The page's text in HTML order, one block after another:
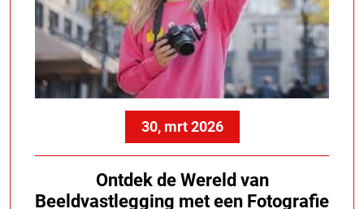
30, mrt 2026
Ontdek de Wereld van
Beeldvastlegging met een Fotografie